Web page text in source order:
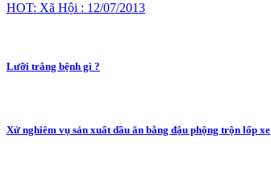
HOT: Xã Hội : 12/07/2013
Lưỡi trắng bệnh gì ?
Xử nghiêm vụ sản xuất dầu ăn bằng đậu phộng trộn lốp xe